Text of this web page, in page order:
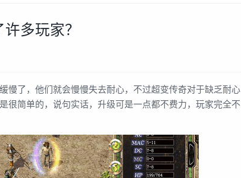
多玩家？
了，他们就会慢慢失去耐心，不过超变传奇对于缺乏耐心
很简单的，说句实话，升级可是一点都不费力，玩家完全不